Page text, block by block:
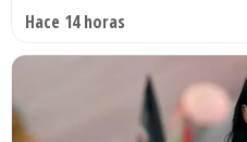
Hace 14 horas